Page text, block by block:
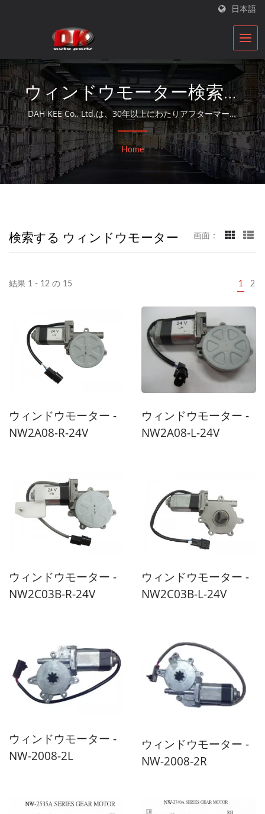
日本語
ウィンドウモーター検索済
み | オルタネーターパー
ツ＆スターターパーツメー
カー | DK
DAH KEE Co., Ltd.は、30年以上にわたりアフターマーケ
ットで交換用のオルタネーターとスターターモーターを提
供しているISO認定の自動車部品再構築業者です。
Home
検索する ウィンドウモーター 画面：
結果 1 - 12 の 15 1 2
ウィンドウモーター -
NW2A08-R-24V
ウィンドウモーター -
NW2A08-L-24V
ウィンドウモーター -
NW2C03B-R-24V
ウィンドウモーター -
NW2C03B-L-24V
ウィンドウモーター -
NW-2008-2L
ウィンドウモーター -
NW-2008-2R